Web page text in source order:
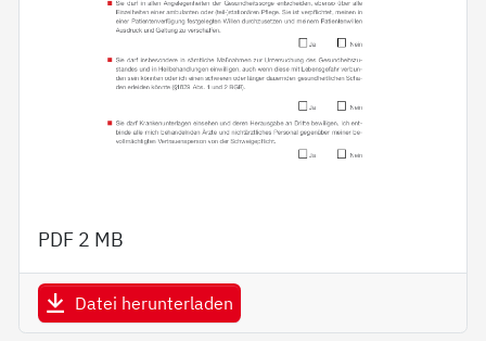
PDF 2 MB
Datei herunterladen